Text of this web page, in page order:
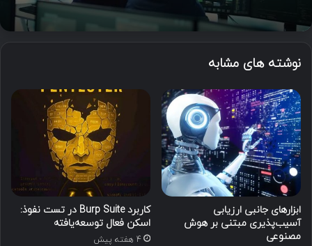
نوشته های مشابه
ابزارهای جانبی ارزیابی
آسیب‌پذیری مبتنی بر هوش
مصنوعی
کاربرد Burp Suite در تست نفوذ:
اسکن فعال توسعه‌یافته
4 هفته پیش